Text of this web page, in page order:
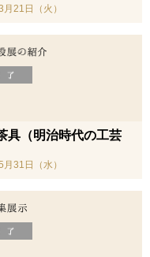
21日（火）
具（明治時代の工芸
31日（水）